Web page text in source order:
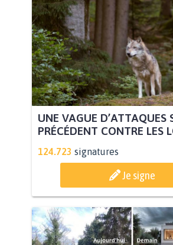
UNE VAGUE D’ATTAQUES
PRÉCÉDENT CONTRE LES
124.723 signatures
Je signe